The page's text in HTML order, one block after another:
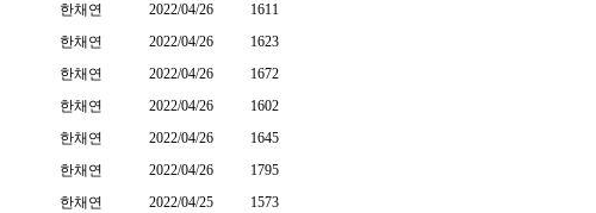
한채연 2022/04/26
1611
한채연 2022/04/26
1623
한채연 2022/04/26
1672
한채연 2022/04/26
1602
한채연 2022/04/26
1645
한채연 2022/04/26
1795
한채연 2022/04/25
1573